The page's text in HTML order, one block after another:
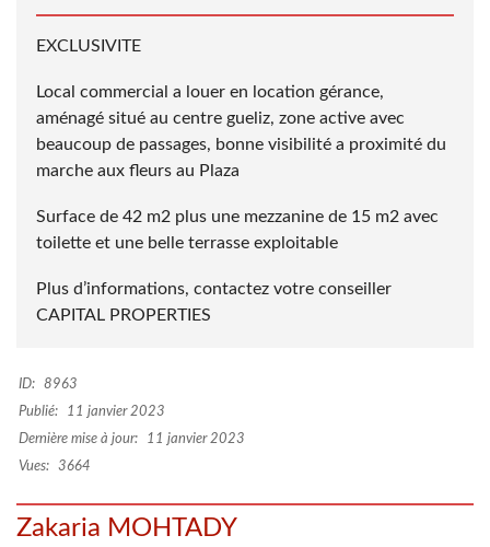
EXCLUSIVITE
Local commercial a louer en location gérance,
aménagé situé au centre gueliz, zone active avec
beaucoup de passages, bonne visibilité a proximité du
marche aux fleurs au Plaza
Surface de 42 m2 plus une mezzanine de 15 m2 avec
toilette et une belle terrasse exploitable
Plus d’informations, contactez votre conseiller
CAPITAL PROPERTIES
ID:
8963
Publié:
11 janvier 2023
Dernière mise à jour:
11 janvier 2023
Vues:
3664
Zakaria MOHTADY